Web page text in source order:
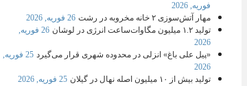
فوریه, 2026
مهار آتش‌سوزی ۲ خانه مخروبه در رشت
26 فوریه, 2026
تولید ۱.۲ میلیون مگاوات‌ساعت انرژی در لوشان
26 فوریه,
2026
«پیل علی باغ» انزلی در محدوده شهری قرار می‌گیرد
25 فوریه,
2026
تولید بیش از ۱۰ میلیون اصله نهال در گیلان
25 فوریه, 2026